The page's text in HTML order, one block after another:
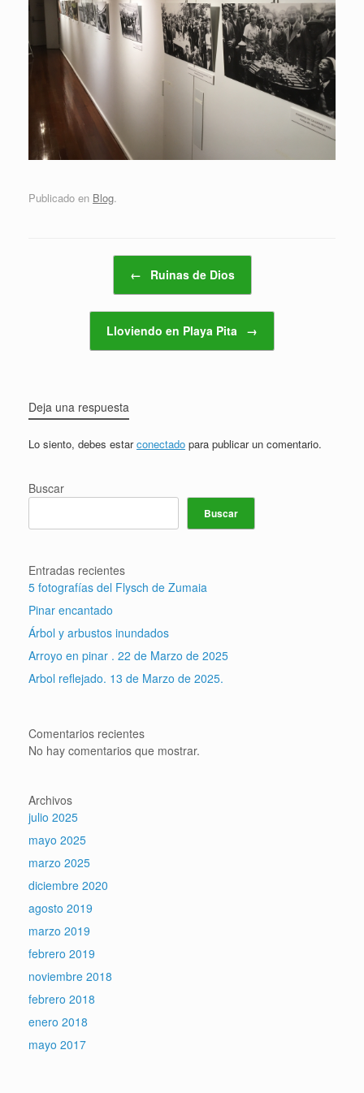
Publicado en Blog.
← Ruinas de Dios
Lloviendo en Playa Pita →
Deja una respuesta
Lo siento, debes estarconectado para publicar un comentario.
Buscar
Buscar
Entradas recientes
5 fotografías del Flysch de Zumaia
Pinar encantado
Árbol y arbustos inundados
Arroyo en pinar . 22 de Marzo de 2025
Arbol reflejado. 13 de Marzo de 2025.
Comentarios recientes
No hay comentarios que mostrar.
Archivos
julio 2025
mayo 2025
marzo 2025
diciembre 2020
agosto 2019
marzo 2019
febrero 2019
noviembre 2018
febrero 2018
enero 2018
mayo 2017